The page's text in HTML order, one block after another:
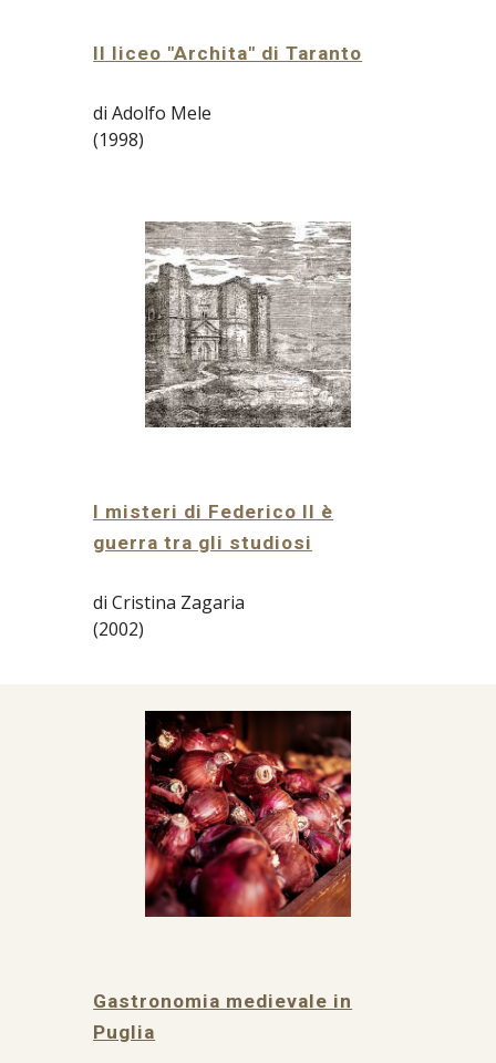
Il liceo "Archita" di Taranto
di Adolfo Mele
(1998)
I misteri di Federico II è
guerra tra gli studiosi
di Cristina Zagaria
(2002)
Gastronomia medievale in
Puglia